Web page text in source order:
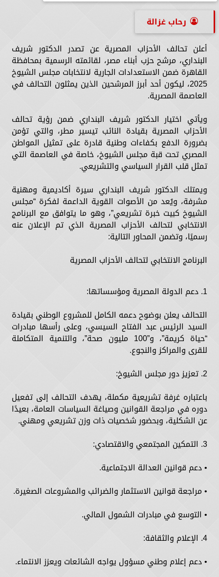
رحاب غزالة
أعلن تحالف الأحزاب المصرية عن تصدر الدكتور شريف
البنداري، مرشح حزب أبناء مصر، لقائمته الرسمية بمحافظة
القاهرة ضمن الاستعدادات الجارية لانتخابات مجلس الشيوخ
2025، ليكون أحد أبرز المرشحين الذين يمثلون التحالف في
العاصمة المصرية.
ويأتي اختيار الدكتور شريف البنداري ضمن رؤية تحالف
الأحزاب المصرية بقيادة النائب تيسير مطر، والتي تؤمن
بضرورة الدفع بكفاءات وطنية قادرة على تمثيل المواطن
المصري تحت قبة مجلس الشيوخ، خاصة في العاصمة التي
تمثل قلب القرار السياسي والتشريعي.
ويمتلك الدكتور شريف البنداري سيرة أكاديمية ومهنية
مشرفة، ويُعد من الأصوات القوية الداعمة لفكرة “مجلس
الشيوخ كبيت خبرة تشريعي”، وهو ما يتوافق مع البرنامج
الانتخابي لتحالف الأحزاب المصرية الذي تم الإعلان عنه
رسميًا، وتضمن المحاور التالية:
البرنامج الانتخابي لتحالف الأحزاب المصرية
1. دعم الدولة المصرية ومؤسساتها:
التحالف يعلن بوضوح دعمه الكامل للمشروع الوطني بقيادة
السيد الرئيس عبد الفتاح السيسي، وعلى رأسها مبادرات
“حياة كريمة”، و”100 مليون صحة”، والتنمية المتكاملة
للقرى والمراكز والنجوع.
2. تعزيز دور مجلس الشيوخ:
باعتباره غرفة تشريعية مكملة، يهدف التحالف إلى تفعيل
دوره في مراجعة القوانين وصياغة السياسات العامة، بعيدًا
عن الشكلية، وبحضور شخصيات ذات وزن تشريعي ومهني.
3. التمكين المجتمعي والاقتصادي:
• دعم قوانين العدالة الاجتماعية.
• مراجعة قوانين الاستثمار والضرائب والمشروعات الصغيرة.
• التوسع في مبادرات الشمول المالي.
4. الإعلام والثقافة:
• دعم إعلام وطني مسؤول يواجه الشائعات ويعزز الانتماء.